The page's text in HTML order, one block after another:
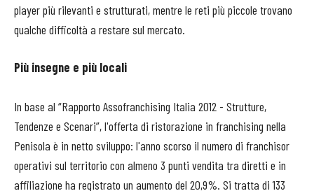
player più rilevanti e strutturati, mentre le reti più piccole trovano
qualche difficoltà a restare sul mercato.
Più insegne e più locali
In base al “Rapporto Assofranchising Italia 2012 - Strutture,
Tendenze e Scenari”, l'offerta di ristorazione in franchising nella
Penisola è in netto sviluppo: l'anno scorso il numero di franchisor
operativi sul territorio con almeno 3 punti vendita tra diretti e in
affiliazione ha registrato un aumento del 20,9%. Si tratta di 133